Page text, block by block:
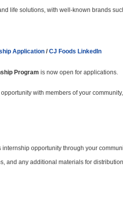
life solutions, with well-known brands
Application /CJ Foods LinkedIn
Program is now open for applications.
with members of your
opportunity through your
and any additional materials for